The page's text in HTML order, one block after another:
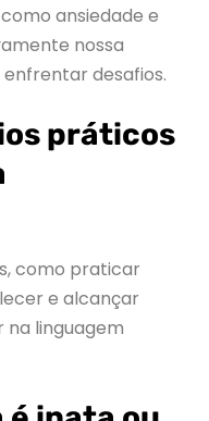
ansiedade e
nossa
desafios.
práticos
como praticar
e alcançar
linguagem